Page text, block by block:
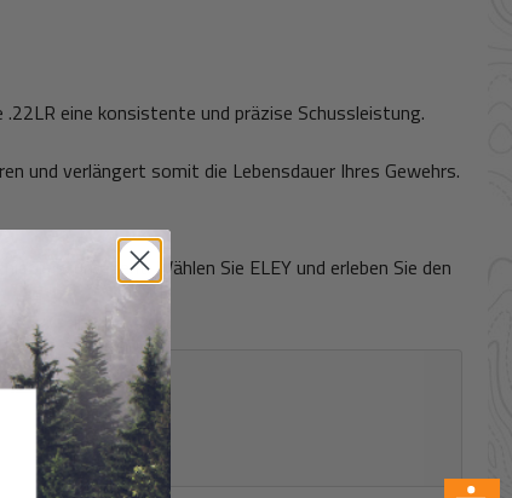
eine konsistente und präzise Schussleistung.
und verlängert somit die Lebensdauer Ihres Gewehrs.
geht. Wählen Sie ELEY und erleben Sie den